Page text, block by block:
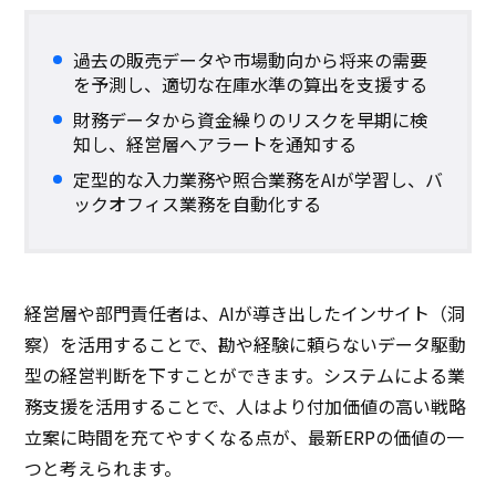
過去の販売データや市場動向から将来の需要
を予測し、適切な在庫水準の算出を支援する
財務データから資金繰りのリスクを早期に検
知し、経営層へアラートを通知する
定型的な入力業務や照合業務をAIが学習し、バ
ックオフィス業務を自動化する
経営層や部門責任者は、AIが導き出したインサイト（洞
察）を活用することで、勘や経験に頼らないデータ駆動
型の経営判断を下すことができます。システムによる業
務支援を活用することで、人はより付加価値の高い戦略
立案に時間を充てやすくなる点が、最新ERPの価値の一
つと考えられます。